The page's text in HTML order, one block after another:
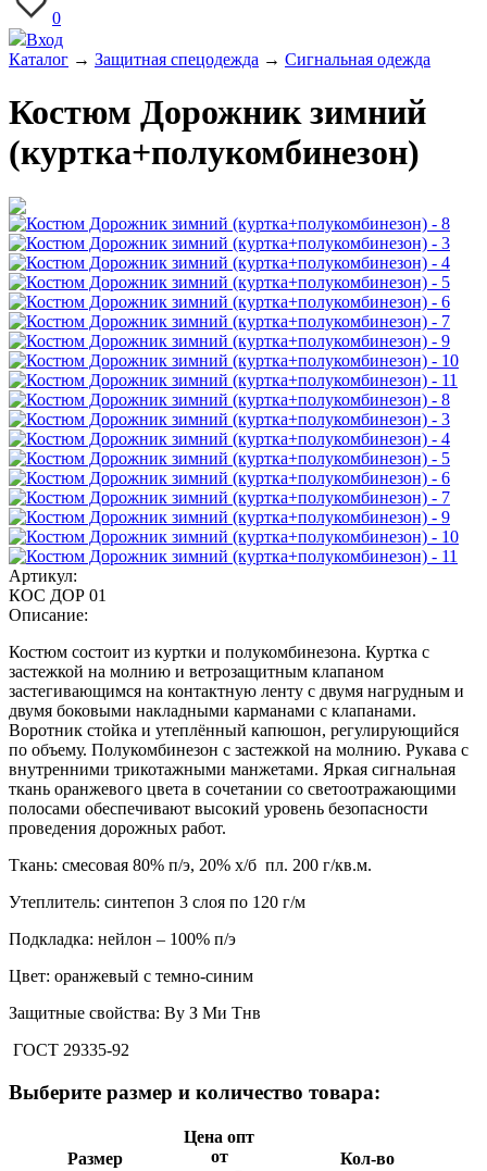
0
Вход
Каталог → Защитная спецодежда → Сигнальная одежда
Костюм Дорожник зимний
(куртка+полукомбинезон)
Артикул:
КОС ДОР 01
Описание:
Костюм состоит из куртки и полукомбинезона. Куртка с
застежкой на молнию и ветрозащитным клапаном
застегивающимся на контактную ленту с двумя нагрудным и
двумя боковыми накладными карманами с клапанами.
Воротник стойка и утеплённый капюшон, регулирующийся
по объему. Полукомбинезон с застежкой на молнию. Рукава с
внутренними трикотажными манжетами. Яркая сигнальная
ткань оранжевого цвета в сочетании со светоотражающими
полосами обеспечивают высокий уровень безопасности
проведения дорожных работ.
Ткань: смесовая 80% п/э, 20% х/б пл. 200 г/кв.м.
Утеплитель: синтепон 3 слоя по 120 г/м
Подкладка: нейлон – 100% п/э
Цвет: оранжевый с темно-синим
Защитные свойства: Ву З Ми Тнв
ГОСТ 29335-92
Выберите размер и количество товара:
Размер
Цена опт
от
Кол-во